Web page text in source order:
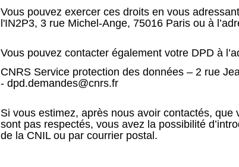
Vous pouvez exercer ces droits en vous
l'IN2P3, 3 rue Michel-Ange, 75016 Paris ou à
Vous pouvez contacter également votre DPD à
CNRS Service protection des données – 2 rue
- dpd.demandes@cnrs.fr
Si vous estimez, après nous avoir contactés,
sont pas respectés, vous avez la possibilité
de la CNIL ou par courrier postal.